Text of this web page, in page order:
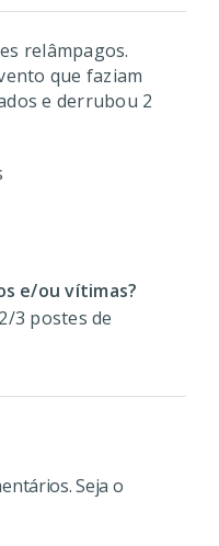
relâmpagos.
que faziam
e derrubou 2
e/ou vítimas?
3 postes de
Seja o